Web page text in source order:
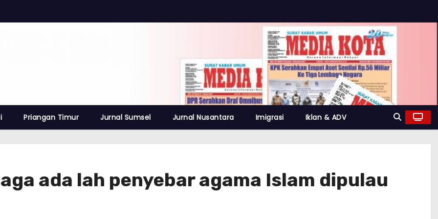
Priangan Timur Jurnal Sumsel Jurnal Nusantara Imigrasi Iklan & ADV
ada lah penyebar agama Islam dipulau